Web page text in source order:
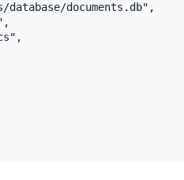
database/documents.db",